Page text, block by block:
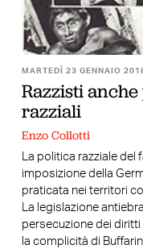
MARTEDÌ 23 GENNAIO
Razzisti
razziali
Enzo Collotti
La politica razziale
imposizione della
praticata nei territori
La legislazione
persecuzione dei diritti
la complicità di